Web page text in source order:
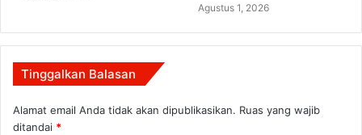
Agustus 1, 2026
Tinggalkan Balasan
Alamat email Anda tidak akan dipublikasikan. Ruas yang wajib
ditandai *